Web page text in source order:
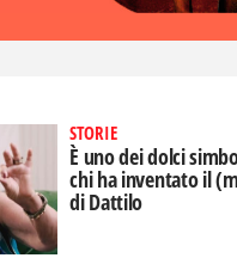
STORIE
È uno dei dolci
chi ha inventato il
di Dattilo